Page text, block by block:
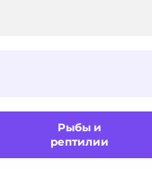
Рыбы и
рептилии